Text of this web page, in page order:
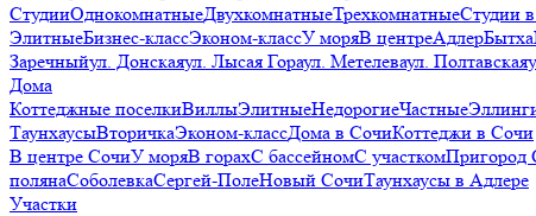
СтудииОднокомнатныеДвухкомнатныеТрехкомнатныеСтудии
ЭлитныеБизнес-классЭконом-классУ моряВ центреАдлерБытха
Заречныйул. Донскаяул. Лысая Гораул. Метелеваул. Полтавская
Дома
Коттеджные поселкиВиллыЭлитныеНедорогиеЧастные
ТаунхаусыВторичкаЭконом-классДома в СочиКоттеджи в Сочи
В центре СочиУ моряВ горахС бассейномС участкомПригород
полянаСоболевкаСергей-ПолеНовый СочиТаунхаусы в Адлере
Участки